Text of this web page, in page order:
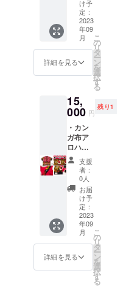
と星の
プチ
チャー
ムもつ
いてま
プチア
フリカ
種類以
上の
Woodin
を使用
しまし
た。 布
とプチ
チャー
ムはお
選びい
ただけ
ないの
です
が、も
しご希
望があ
りまし
たら
チャー
望承る
ことも
可能で
す！備
考欄へ
をお願
い致し
屋のア
フリカ
布ブラ
ンド
〝L〟オ
リジナ
ルス
テッ
カー
（サイ
ズは
8cm×5
cm） ・
お礼の
メッ
ご注文
いただ
は、全
11cm。
Lのロゴ
は横
×縦
３.5cm
鉛合金
素材＋
金色
メッ
キ） プ
チアフ
リカ布
とLロゴ
チャー
ム、
ハート
と星の
プチ
チャー
いてま
すよ！
材＋金
色メッ
キ） プ
チアフ
リカ布
とLロゴ
の
と星の
プチ
ムもつ
いてま
すよ！
プチア
フリカ
布は20
種類以
上の
Woodin
を使用
しまし
た。 布
チャー
ムはお
フリカ
布ブラ
ンド
〝L〟オ
リジナ
ル
チャー
長
11cm。
Lのロゴ
は横
３.2cm
×縦
３.5cm
・素材
は亜鉛
合金素
材＋金
色メッ
キ） プ
チアフ
リカ布
とLロゴ
の
細 ＜M
サイズ
＞ 肩幅
約39cm
身幅 約
100cm
胸囲
約
袖幅
約
34.5cm
着丈
約
57.5cm
袖丈
約21cm
・名古
屋のア
フリカ
布ブラ
ンド
〝L〟オ
リジナ
ル
チャー
け予
定：
2023
年09
月
詳細を見る
こ
の
リ
タ
ー
ン
を
選
択
す
る
15,
000 円
残り1
・カン
ガ布ア
ロハ
シャ
ツ M
サイズ
⑦ ★サ
イズ詳
細 ＜M
サイズ
＞ 肩幅
約39cm
身幅 約
100cm
胸囲
約
支援
者：
0人
お届
け予
定：
2023
年09
月
詳細を見る
こ
の
リ
タ
ー
ン
を
選
択
す
る